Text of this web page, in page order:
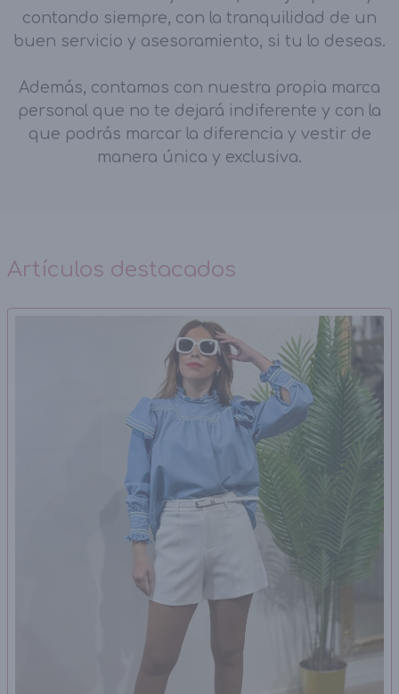
contando siempre, con la tranquilidad de un
buen servicio y asesoramiento, si tu lo deseas.
Además, contamos con nuestra propia marca
personal que no te dejará indiferente y con la
que podrás marcar la diferencia y vestir de
manera única y exclusiva.
Artículos destacados